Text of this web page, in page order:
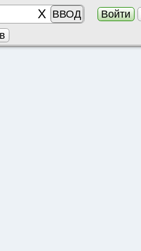
ВВОД Войти